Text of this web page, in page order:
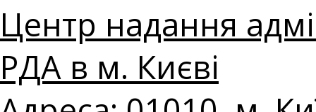
Центр надання
РДА в м. Києві